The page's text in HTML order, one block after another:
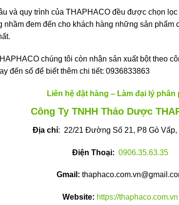
và quy trình của THAPHACO đều được chọn
nhầm đem đến cho khách hàng những sản phẩm
chúng tôi còn nhận sản xuất bột theo
đến số để biết thêm chi tiết: 0936833863
Liên hệ đặt hàng – Làm đại lý phân
Công Ty TNHH Thảo Dược
Địa chỉ: 22/21 Đường Số 21, P8 Gò Vấp,
Điện Thoại: 0906.35.63.35
Gmail:
Website: https://thaphaco.com.vn